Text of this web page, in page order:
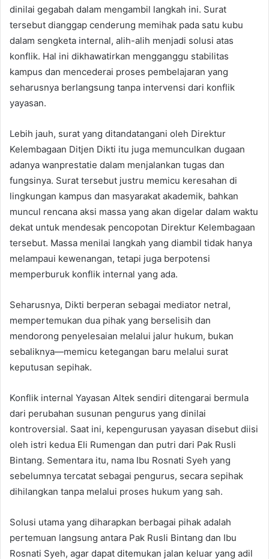
dinilai gegabah dalam mengambil langkah ini. Surat
tersebut dianggap cenderung memihak pada satu kubu
dalam sengketa internal, alih-alih menjadi solusi atas
konflik. Hal ini dikhawatirkan mengganggu stabilitas
kampus dan mencederai proses pembelajaran yang
seharusnya berlangsung tanpa intervensi dari konflik
yayasan.
Lebih jauh, surat yang ditandatangani oleh Direktur
Kelembagaan Ditjen Dikti itu juga memunculkan dugaan
adanya wanprestatie dalam menjalankan tugas dan
fungsinya. Surat tersebut justru memicu keresahan di
lingkungan kampus dan masyarakat akademik, bahkan
muncul rencana aksi massa yang akan digelar dalam waktu
dekat untuk mendesak pencopotan Direktur Kelembagaan
tersebut. Massa menilai langkah yang diambil tidak hanya
melampaui kewenangan, tetapi juga berpotensi
memperburuk konflik internal yang ada.
Seharusnya, Dikti berperan sebagai mediator netral,
mempertemukan dua pihak yang berselisih dan
mendorong penyelesaian melalui jalur hukum, bukan
sebaliknya—memicu ketegangan baru melalui surat
keputusan sepihak.
Konflik internal Yayasan Altek sendiri ditengarai bermula
dari perubahan susunan pengurus yang dinilai
kontroversial. Saat ini, kepengurusan yayasan disebut diisi
oleh istri kedua Eli Rumengan dan putri dari Pak Rusli
Bintang. Sementara itu, nama Ibu Rosnati Syeh yang
sebelumnya tercatat sebagai pengurus, secara sepihak
dihilangkan tanpa melalui proses hukum yang sah.
Solusi utama yang diharapkan berbagai pihak adalah
pertemuan langsung antara Pak Rusli Bintang dan Ibu
Rosnati Syeh, agar dapat ditemukan jalan keluar yang adil